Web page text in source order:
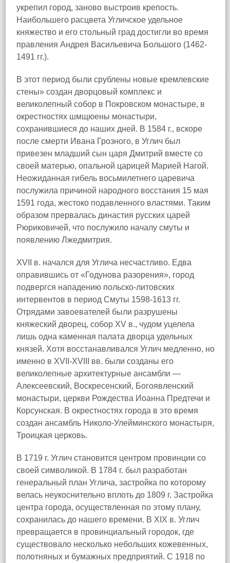
укрепил город, заново выстроив крепость.
Наибольшего расцвета Угличское удельное
княжество и его стольный град достигли во время
правления Андрея Васильевича Большого (1462-
1491 гг.).
В этот период были срублены новые кремлевские
стены» создан дворцовый комплекс и
великолепный собор в Покровском монастыре, в
окрестностях шмщюены монастыри,
сохранившиеся до наших дней. В 1584 г., вскоре
после смерти Ивана Грозного, в Углич был
привезен младший сын царя Дмитрий вместе со
своей матерью, опальной царицей Марией Нагой.
Неожиданная гибель восьмилетнего царевича
послужила причиной народного восстания 15 мая
1591 года, жестоко подавленного властями. Таким
образом прервалась династия русских царей
Рюриковичей, что послужило началу смуты и
появлению Лжедмитрия.
XVII в. начался для Углича несчастливо. Едва
оправившись от «Годунова разорения», город
подвергся нападению польско-литовских
интервентов в период Смуты 1598-1613 гг.
Отрядами завоевателей были разрушены
княжеский дворец, собор XV в., чудом уцелела
лишь одна каменная палата дворца удельных
князей. Хотя восстанавливался Углич медленно, но
именно в XVII-XVIII вв. были созданы его
великолепные архитектурные ансамбли —
Алексеевский, Воскресенский, Богоявленский
монастыри, церкви Рождества Иоанна Предтечи и
Корсунская. В окрестностях города в это время
создан ансамбль Николо-Улейминского монастыря,
Троицкая церковь.
В 1719 г. Углич становится центром провинции со
своей символикой. В 1784 г. был разработан
генеральный план Углича, застройка по которому
велась неукоснительно вплоть до 1809 г. Застройка
центра города, осуществленная по этому плану,
сохранилась до нашего времени. В XIX в. Углич
превращается в провинциальный городок, где
существовало несколько небольших кожевенных,
полотняных и бумажных предприятий. С 1918 по